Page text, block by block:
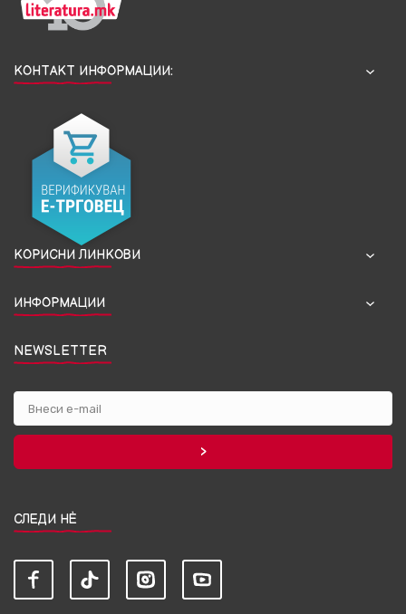
КОНТАКТ ИНФОРМАЦИИ:
КОРИСНИ ЛИНКОВИ
ИНФОРМАЦИИ
NEWSLETTER
СЛЕДИ НЀ